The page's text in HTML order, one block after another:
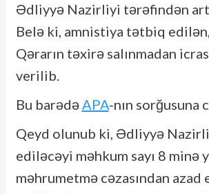
Ədliyyə Nazirliyi tərəfindən
Belə ki, amnistiya tətbiq
Qərarın təxirə salınmadan
verilib.
Bu barədəAPA-nın
Qeyd olunub ki, Ədliyyə
ediləcəyi məhkum sayı 8 minə
məhrumetmə cəzasından